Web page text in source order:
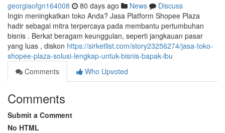
georgiaofgn164008 80 days ago News
Discuss
Ingin meningkatkan toko Anda? Jasa Platform Shopee Plaza
hadir sebagai mitra terpercaya pada membantu pertumbuhan
bisnis . Berkat beragam keunggulan, seperti jangkauan pasar
yang luas , diskon https://sirketlist.com/story23256274/jasa-toko-
shopee-plaza-solusi-lengkap-untuk-bisnis-bapak-ibu
Comments
Who Upvoted
Comments
Submit a Comment
No HTML